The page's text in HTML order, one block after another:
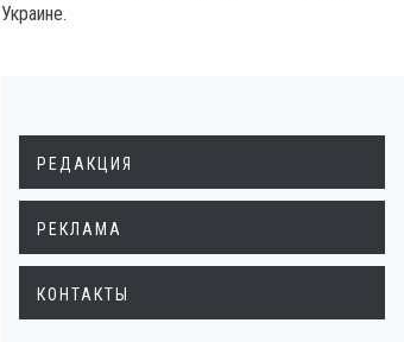
Украине.
РЕДАКЦИЯ
РЕКЛАМА
КОНТАКТЫ